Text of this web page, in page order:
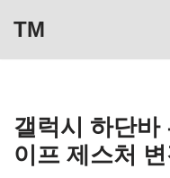
로
건
TM
갤럭시 하단바
이프 제스처